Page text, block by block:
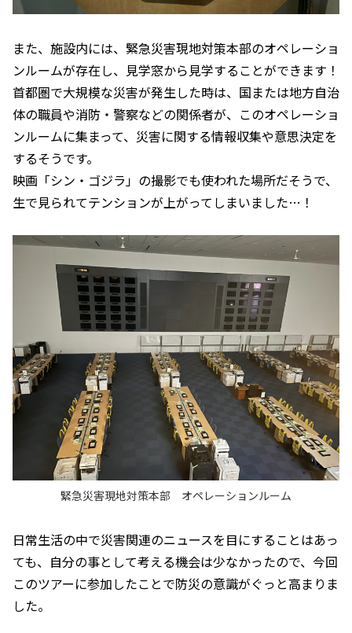
また、施設内には、緊急災害現地対策本部のオペレーショ
ンルームが存在し、見学窓から見学することができます！
首都圏で大規模な災害が発生した時は、国または地方自治
体の職員や消防・警察などの関係者が、このオペレーショ
ンルームに集まって、災害に関する情報収集や意思決定を
するそうです。
映画「シン・ゴジラ」の撮影でも使われた場所だそうで、
生で見られてテンションが上がってしまいました…！
緊急災害現地対策本部 オペレーションルーム
日常生活の中で災害関連のニュースを目にすることはあっ
ても、自分の事として考える機会は少なかったので、今回
このツアーに参加したことで防災の意識がぐっと高まりま
した。